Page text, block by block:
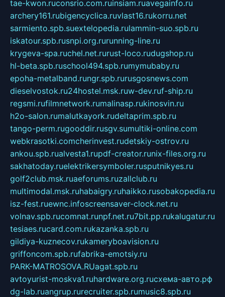
tae-kwon.ruconsrio.com.ruinsiam.ruavegainfo.ru
archery161.rubigencyclica.ruvlast16.rukorru.net
sarmiento.spb.suextelopedia.rulammin-suo.spb.ru
iskatour.spb.rusnpi.org.rurunning-line.ru
krygeva-spa.ruchel.net.rurust-loco.rudugshop.ru
hl-beta.spb.ruschool494.spb.rumymubaby.ru
epoha-metalband.rungr.spb.rurusgosnews.com
dieselvostok.ru24hostel.msk.ruw-dev.ruf-ship.ru
regsmi.rufilmnetwork.rumalinasp.rukinosvin.ru
h2o-salon.rumalutkayork.rudeltaprim.spb.ru
tango-perm.rugooddir.rusgv.sumultiki-online.com
webkrasotki.comcherinvest.rudetskiy-ostrov.ru
ankou.spb.rualvesta1.rupdf-creator.runix-files.org.ru
sakhatoday.ruelektrikersymboler.rusputnikyes.ru
golf2club.msk.ruaeforums.ruzallclub.ru
multimodal.msk.ruhabaigry.ruhaikko.rusobakopedia.ru
isz-fest.ruewnc.infoscreensaver-clock.net.ru
volnav.spb.rucomnat.runpf.net.ru7bit.pp.rukalugatur.ru
tesiaes.rucard.com.rukazanka.spb.ru
gildiya-kuznecov.rukameryboavision.ru
griffoncom.spb.rufabrika-emotsiy.ru
PARK-MATROSOVA.RUagat.spb.ru
avtoyurist-moskva1.ruhardware.org.ruсхема-авто.рф
dg-lab.ruangrup.rurecruiter.spb.rumusic8.spb.ru